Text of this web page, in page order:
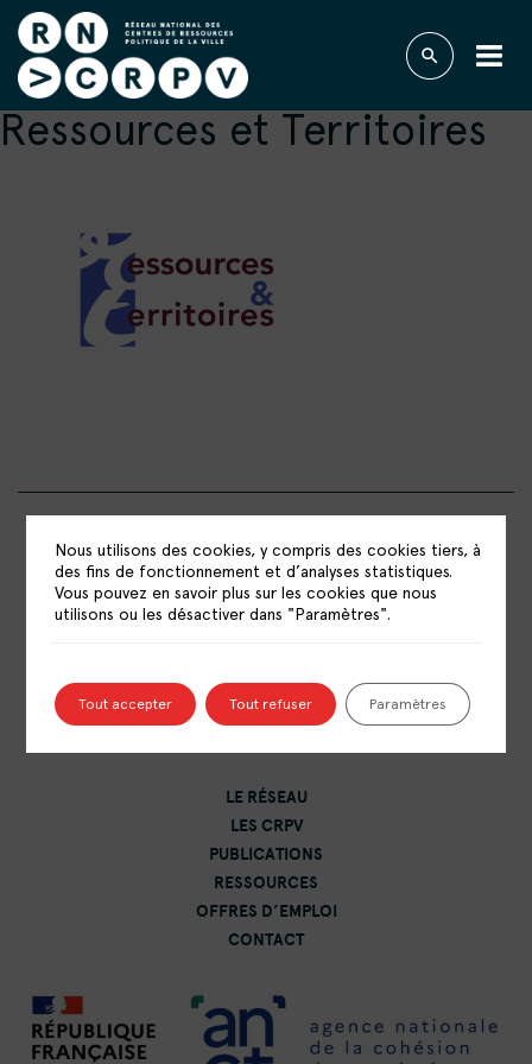
Ressources et Territoires
15 rue Catulienne
93200 Saint-Denis
LE RÉSEAU
LES CRPV
PUBLICATIONS
RESSOURCES
OFFRES D’EMPLOI
CONTACT
Nous utilisons des cookies, y compris des cookies tiers, à
des fins de fonctionnement et d’analyses statistiques.
Vous pouvez en savoir plus sur les cookies que nous
utilisons ou les désactiver dans "Paramètres".
Tout accepter Tout refuser Paramètres